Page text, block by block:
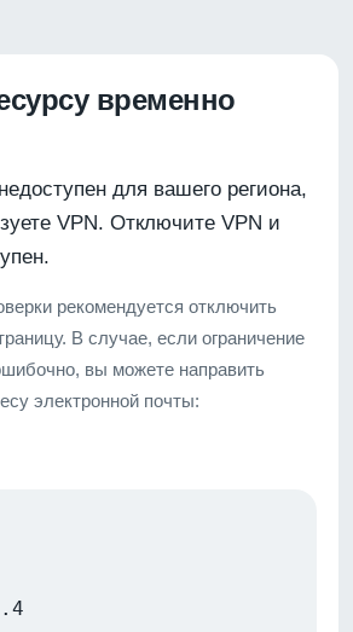
временно
для вашего региона,
VPN. Отключите VPN и
рекомендуется отключить
В случае, если ограничение
вы можете направить
электронной почты: